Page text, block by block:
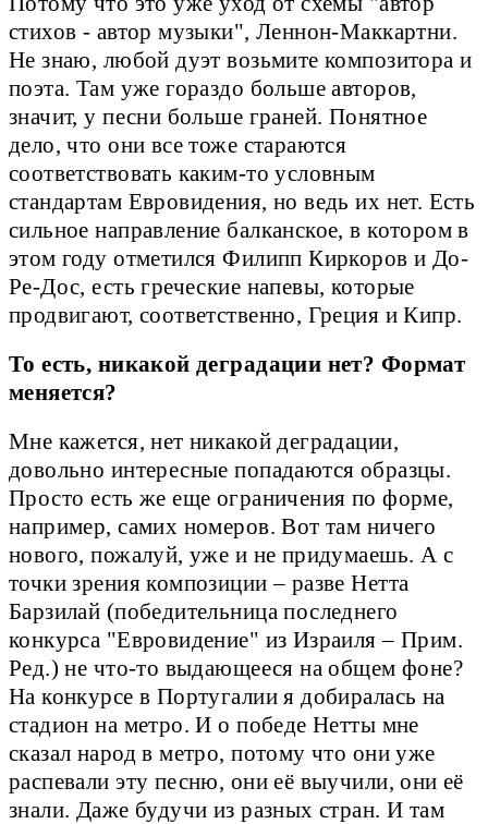
стихов - автор музыки", Леннон-Маккартни.
Не знаю, любой дуэт возьмите композитора и
поэта. Там уже гораздо больше авторов,
значит, у песни больше граней. Понятное
дело, что они все тоже стараются
соответствовать каким-то условным
стандартам Евровидения, но ведь их нет. Есть
сильное направление балканское, в котором в
этом году отметился Филипп Киркоров и До-
Ре-Дос, есть греческие напевы, которые
продвигают, соответственно, Греция и Кипр.
То есть, никакой деградации нет? Формат
меняется?
Мне кажется, нет никакой деградации,
довольно интересные попадаются образцы.
Просто есть же еще ограничения по форме,
например, самих номеров. Вот там ничего
нового, пожалуй, уже и не придумаешь. А с
точки зрения композиции – разве Нетта
Барзилай (победительница последнего
конкурса "Евровидение" из Израиля – Прим.
Ред.) не что-то выдающееся на общем фоне?
На конкурсе в Португалии я добиралась на
стадион на метро. И о победе Нетты мне
сказал народ в метро, потому что они уже
распевали эту песню, они её выучили, они её
знали. Даже будучи из разных стран. И там